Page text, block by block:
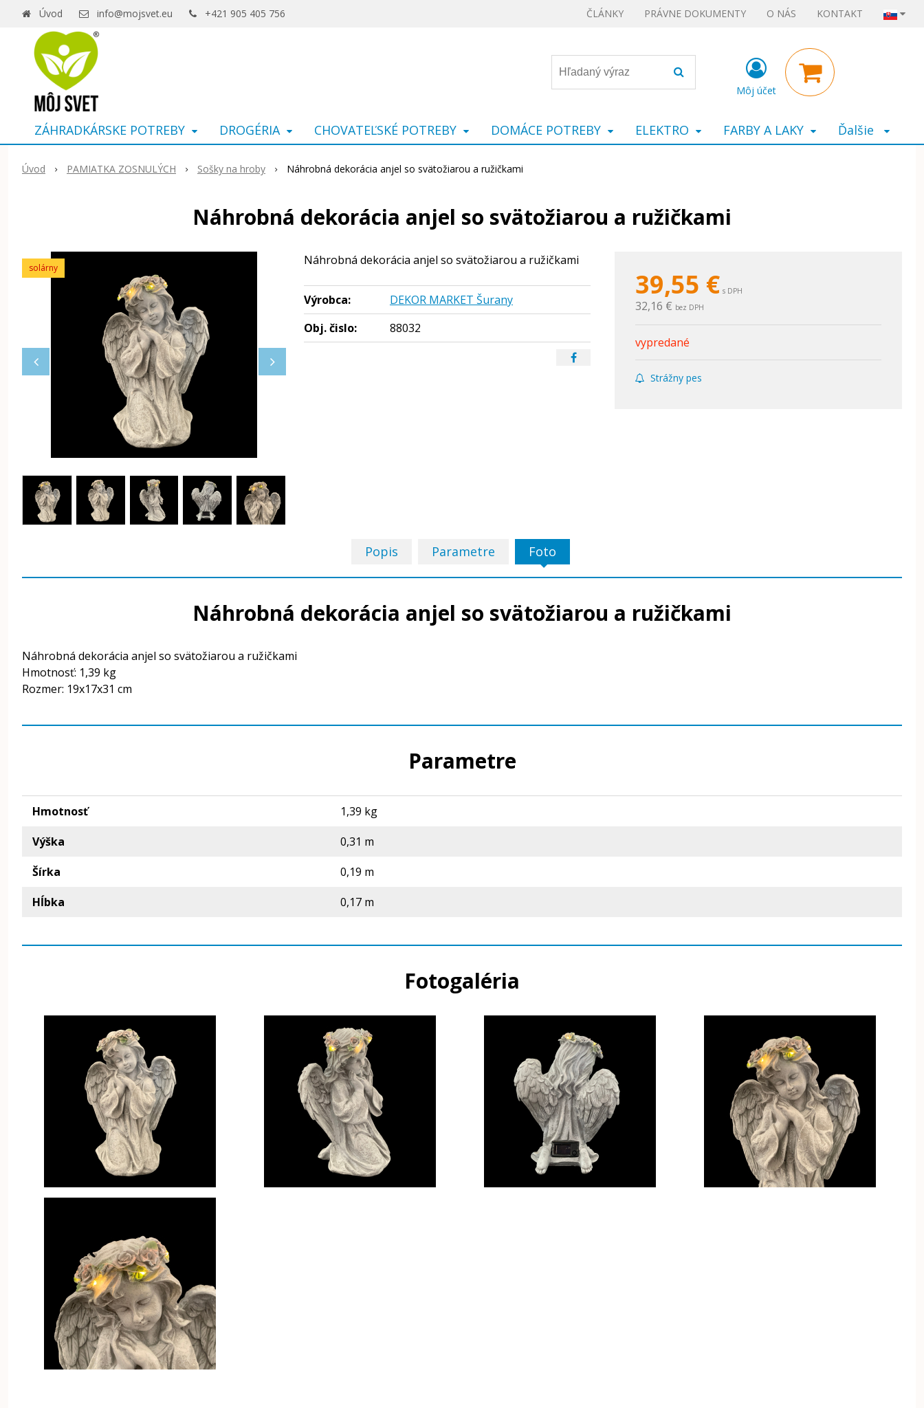
Úvod info@mojsvet.eu +421 905 405 756 ČLÁNKY PRÁVNE DOKUMENTY O NÁS KONTAKT
Môj účet
ZÁHRADKÁRSKE POTREBY DROGÉRIA CHOVATEĽSKÉ POTREBY DOMÁCE POTREBY ELEKTRO FARBY A LAKY Ďalšie
Úvod PAMIATKA ZOSNULÝCH Sošky na hroby Náhrobná dekorácia anjel so svätožiarou a ružičkami
Náhrobná dekorácia anjel so svätožiarou a ružičkami
solárny 39,55 € s DPH
32,16 € bez DPH
vypredané
Strážny pes
Náhrobná dekorácia anjel so svätožiarou a ružičkami
Výrobca:
DEKOR MARKET Šurany
Obj. čislo:
88032
Popis Parametre Foto
Náhrobná dekorácia anjel so svätožiarou a ružičkami
Náhrobná dekorácia anjel so svätožiarou a ružičkami
Hmotnosť: 1,39 kg
Rozmer: 19x17x31 cm
Parametre
Hmotnosť
1,39 kg
Výška
0,31 m
Šírka
0,19 m
Hĺbka
0,17 m
Fotogaléria